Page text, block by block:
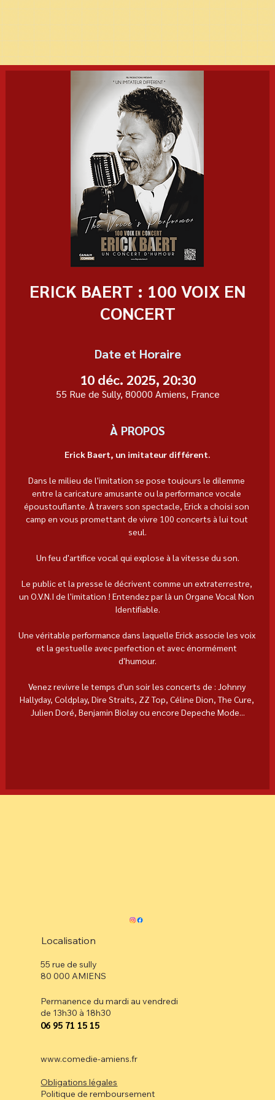
ERICK BAERT : 100 VOIX EN
CONCERT
Date et Horaire
10 déc. 2025, 20:30
55 Rue de Sully, 80000 Amiens, France
À PROPOS
Erick Baert, un imitateur différent.
Dans le milieu de l'imitation se pose toujours le dilemme
entre la caricature amusante ou la performance vocale
époustouflante. À travers son spectacle, Erick a choisi son
camp en vous promettant de vivre 100 concerts à lui tout
seul.
Un feu d'artifice vocal qui explose à la vitesse du son.
Le public et la presse le décrivent comme un extraterrestre,
un O.V.N.I de l'imitation ! Entendez par là un Organe Vocal Non
Identifiable.
Une véritable performance dans laquelle Erick associe les voix
et la gestuelle avec perfection et avec énormément
d'humour.
Venez revivre le temps d'un soir les concerts de : Johnny
Hallyday, Coldplay, Dire Straits, ZZ Top, Céline Dion, The Cure,
Julien Doré, Benjamin Biolay ou encore Depeche Mode...
Localisation
55 rue de sully
80 000 AMIENS
Permanence du mardi au vendredi
de 13h30 à 18h30
⁠06 95 71 15 15
www.comedie-amiens.fr
Obligations légales
Politique de remboursement